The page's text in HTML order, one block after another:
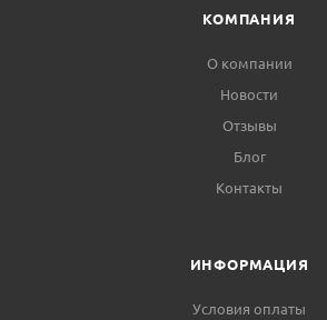
КОМПАНИЯ
О компании
Новости
Отзывы
Блог
Контакты
ИНФОРМАЦИЯ
Условия оплаты